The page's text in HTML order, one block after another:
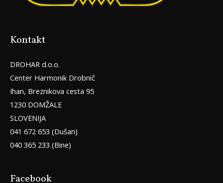
Kontakt
DROHAR d.o.o.
Center Harmonik Drobnič
Ihan, Breznikova cesta 95
1230 DOMŽALE
SLOVENIJA
041 672 653 (Dušan)
040 365 233 (Bine)
Facebook